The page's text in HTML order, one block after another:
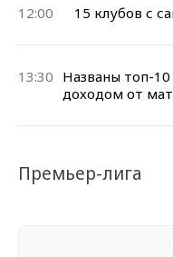
12:00 15 клубов с
13:30 Названы топ-
доходом от
Премьер-лига